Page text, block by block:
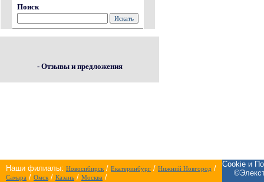
Поиск
- Отзывы и предложения
Наши филиалы: Новосибирск/ Екатеринбург / Нижний Новгород /
Самара / Омск/ Казань / Москва /
Cookie и